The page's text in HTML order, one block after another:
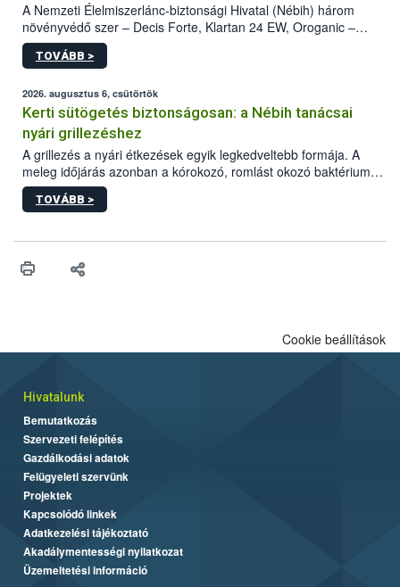
A Nemzeti Élelmiszerlánc-biztonsági Hivatal (Nébih) három
növényvédő szer – Decis Forte, Klartan 24 EW, Oroganic –
engedélyokiratát módosította, így azok a szüretet követően,
egészen a vesszőérettség (BBCH 91) stádiumáig
érésű szőlőkben is legyen lehetőség a károsító elleni további
védekezésre. Az Oroganic készítmény kis kiszerelésben kiskerti
felhasználók számára is elérhető és ökológiai termesztésben is
engedélyezett.
TOVÁBB >
2026. augusztus 6, csütörtök
Kerti sütögetés biztonságosan: a Nébih tanácsai
nyári grillezéshez
A grillezés a nyári étkezések egyik legkedveltebb formája. A
meleg időjárás azonban a kórokozó, romlást okozó baktériumok
gyorsabb szaporodásának is kedvez. A szabadtéri sütögetés
ezért nem csupán a megfelelő sütési technikáról szól: legalább
higiéniai szabályok betartása, a megfelelő hőkezelés, valamint a
biztonsági Hivatal (Nébih) Oktatási Programja összegyűjtötte a
TOVÁBB >
Cookie beállítások
Hivatalunk
Bemutatkozás
Szervezeti felépítés
Gazdálkodási adatok
Felügyeleti szervünk
Projektek
Kapcsolódó linkek
Adatkezelési tájékoztató
Akadálymentességi nyilatkozat
Üzemeltetési információ